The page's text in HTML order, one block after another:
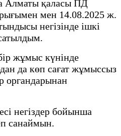
Алматы қаласы ПД
мен 14.08.2025 ж.
негізінде ішкі
жұмыс күнінде
да көп сағат жұмыссыз
органдарынан
негіздер бойынша
санаймын.